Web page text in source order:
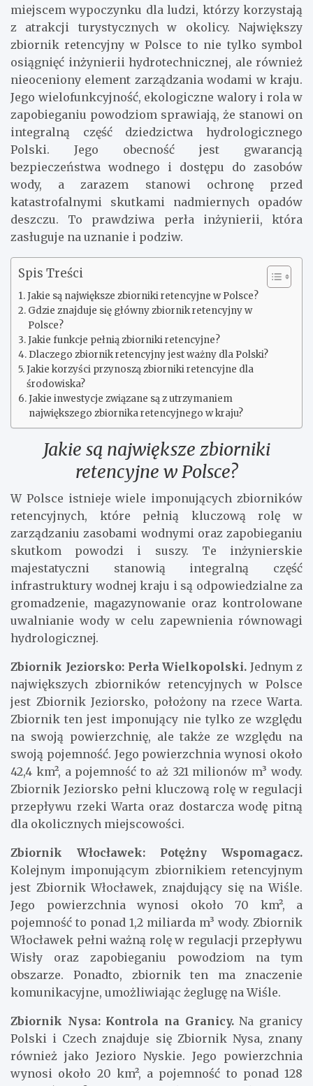
miejscem wypoczynku dla ludzi, którzy korzystają
z atrakcji turystycznych w okolicy. Największy
zbiornik retencyjny w Polsce to nie tylko symbol
osiągnięć inżynierii hydrotechnicznej, ale również
nieoceniony element zarządzania wodami w kraju.
Jego wielofunkcyjność, ekologiczne walory i rola w
zapobieganiu powodziom sprawiają, że stanowi on
integralną część dziedzictwa hydrologicznego
Polski. Jego obecność jest gwarancją
bezpieczeństwa wodnego i dostępu do zasobów
wody, a zarazem stanowi ochronę przed
katastrofalnymi skutkami nadmiernych opadów
deszczu. To prawdziwa perła inżynierii, która
zasługuje na uznanie i podziw.
Spis Treści
Jakie są największe zbiorniki retencyjne w Polsce?
Gdzie znajduje się główny zbiornik retencyjny w
Polsce?
Jakie funkcje pełnią zbiorniki retencyjne?
Dlaczego zbiornik retencyjny jest ważny dla Polski?
Jakie korzyści przynoszą zbiorniki retencyjne dla
środowiska?
Jakie inwestycje związane są z utrzymaniem
największego zbiornika retencyjnego w kraju?
Jakie są największe zbiorniki
retencyjne w Polsce?
W Polsce istnieje wiele imponujących zbiorników
retencyjnych, które pełnią kluczową rolę w
zarządzaniu zasobami wodnymi oraz zapobieganiu
skutkom powodzi i suszy. Te inżynierskie
majestatyczni stanowią integralną część
infrastruktury wodnej kraju i są odpowiedzialne za
gromadzenie, magazynowanie oraz kontrolowane
uwalnianie wody w celu zapewnienia równowagi
hydrologicznej.
Zbiornik Jeziorsko: Perła Wielkopolski.Jednym z
największych zbiorników retencyjnych w Polsce
jest Zbiornik Jeziorsko, położony na rzece Warta.
Zbiornik ten jest imponujący nie tylko ze względu
na swoją powierzchnię, ale także ze względu na
swoją pojemność. Jego powierzchnia wynosi około
42,4 km², a pojemność to aż 321 milionów m³ wody.
Zbiornik Jeziorsko pełni kluczową rolę w regulacji
przepływu rzeki Warta oraz dostarcza wodę pitną
dla okolicznych miejscowości.
Zbiornik Włocławek: Potężny Wspomagacz.
Kolejnym imponującym zbiornikiem retencyjnym
jest Zbiornik Włocławek, znajdujący się na Wiśle.
Jego powierzchnia wynosi około 70 km², a
pojemność to ponad 1,2 miliarda m³ wody. Zbiornik
Włocławek pełni ważną rolę w regulacji przepływu
Wisły oraz zapobieganiu powodziom na tym
obszarze. Ponadto, zbiornik ten ma znaczenie
komunikacyjne, umożliwiając żeglugę na Wiśle.
Zbiornik Nysa: Kontrola na Granicy.Na granicy
Polski i Czech znajduje się Zbiornik Nysa, znany
również jako Jezioro Nyskie. Jego powierzchnia
wynosi około 20 km², a pojemność to ponad 128